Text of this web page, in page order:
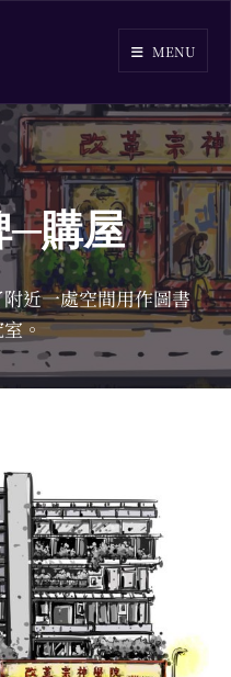
MENU
─購屋
近一處空間用作圖書
。